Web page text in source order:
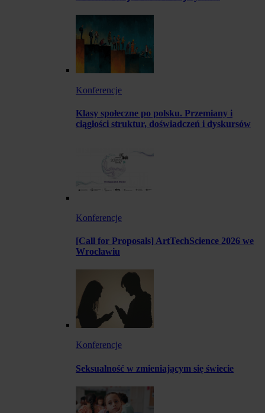
Konferencje
Klasy społeczne po polsku. Przemiany i
ciągłości struktur, doświadczeń i dyskursów
Konferencje
[Call for Proposals] ArtTechScience 2026 we
Wrocławiu
Konferencje
Seksualność w zmieniającym się świecie